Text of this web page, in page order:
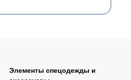
Элементы спецодежды и